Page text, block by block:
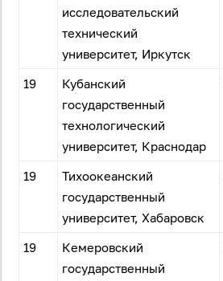
исследовательский
технический
университет, Иркутск
19
Кубанский
государственный
технологический
университет, Краснодар
19
Тихоокеанский
государственный
университет, Хабаровск
19
Кемеровский
государственный